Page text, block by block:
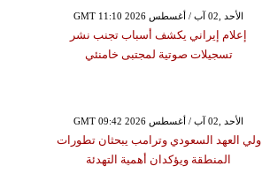
GMT 11:10 2026 الأحد ,02 آب / أغسطس
إعلام إيراني يكشف أسباب تجنب نشر
تسجيلات صوتية لمجتبى خامنئي
GMT 09:42 2026 الأحد ,02 آب / أغسطس
ولي العهد السعودي وترامب يبحثان تطورات
المنطقة ويؤكدان أهمية التهدئة